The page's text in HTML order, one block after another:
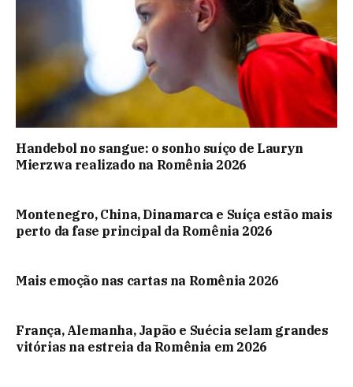
Handebol no sangue: o sonho suíço de Lauryn
Mierzwa realizado na Romênia 2026
Montenegro, China, Dinamarca e Suíça estão mais
perto da fase principal da Romênia 2026
Mais emoção nas cartas na Romênia 2026
França, Alemanha, Japão e Suécia selam grandes
vitórias na estreia da Romênia em 2026